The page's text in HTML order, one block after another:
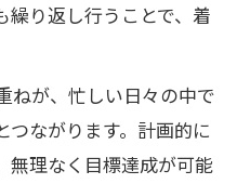
繰り返し行うことで、着
ねが、忙しい日々の中で
つながります。計画的に
無理なく目標達成が可能